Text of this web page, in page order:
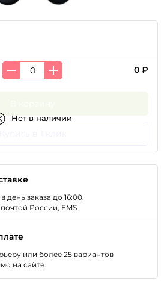
0 ₽
Нет в наличии
в день заказа до 16:00.
России, EMS
или более 25 вариантов
на сайте.